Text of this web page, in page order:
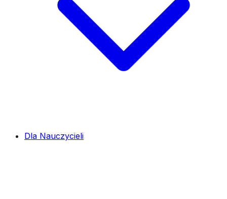
Dla Nauczycieli